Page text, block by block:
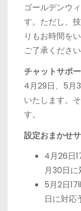
ゴールデンウ
す。ただし、
りもお時間を
ご了承ください
チャットサポ
4月29日、5月
いたします。
す。
設定おまかせ
4月26日
月30日に
5月2日
日に対応